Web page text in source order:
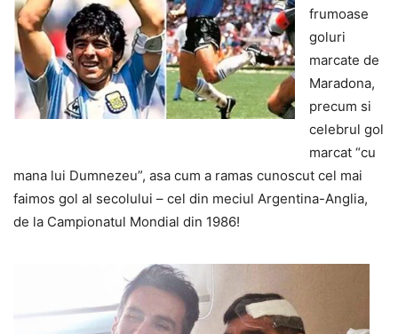
frumoase
goluri
marcate de
Maradona,
precum si
celebrul gol
marcat “cu
mana lui Dumnezeu”, asa cum a ramas cunoscut cel mai
faimos gol al secolului – cel din meciul Argentina-Anglia,
de la Campionatul Mondial din 1986!